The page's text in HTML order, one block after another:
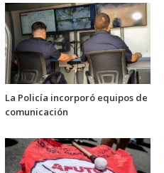
La Policía incorporó equipos de
comunicación